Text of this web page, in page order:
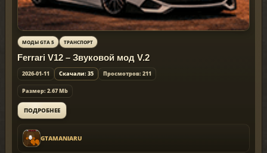
МОДЫ GTA 5 ТРАНСПОРТ
Ferrari V12 – Звуковой мод V.2
2026-01-11 Скачали: 35 Просмотров: 211
Размер: 2.67 Mb
ПОДРОБНЕЕ
GTAMANIARU